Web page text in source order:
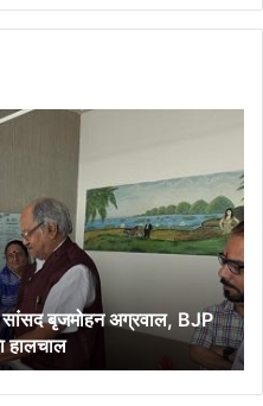
बृजमोहन अग्रवाल, BJP
हालचाल